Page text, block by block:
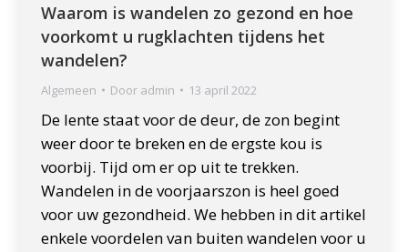
Waarom is wandelen zo gezond en hoe
voorkomt u rugklachten tijdens het
wandelen?
Algemeen Door admin 13 april 2022
De lente staat voor de deur, de zon begint
weer door te breken en de ergste kou is
voorbij. Tijd om er op uit te trekken.
Wandelen in de voorjaarszon is heel goed
voor uw gezondheid. We hebben in dit artikel
enkele voordelen van buiten wandelen voor u